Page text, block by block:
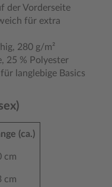
der Vorderseite
für extra
280 g/m²
25 % Polyester
langlebige Basics
(ca.)
cm
cm